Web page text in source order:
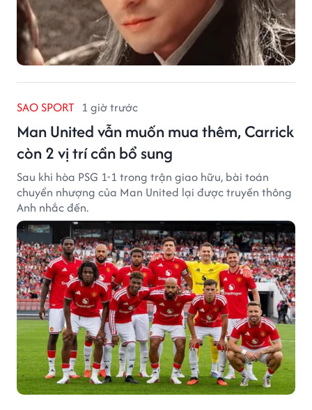
SAO SPORT 1 giờ trước
Man United vẫn muốn mua thêm, Carrick
còn 2 vị trí cần bổ sung
Sau khi hòa PSG 1-1 trong trận giao hữu, bài toán
chuyển nhượng của Man United lại được truyền thông
Anh nhắc đến.